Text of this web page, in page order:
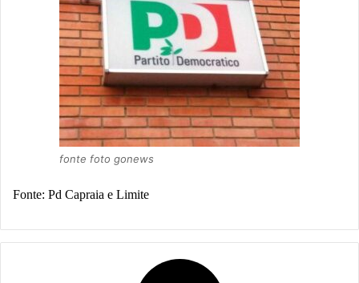
fonte foto gonews
Fonte: Pd Capraia e Limite